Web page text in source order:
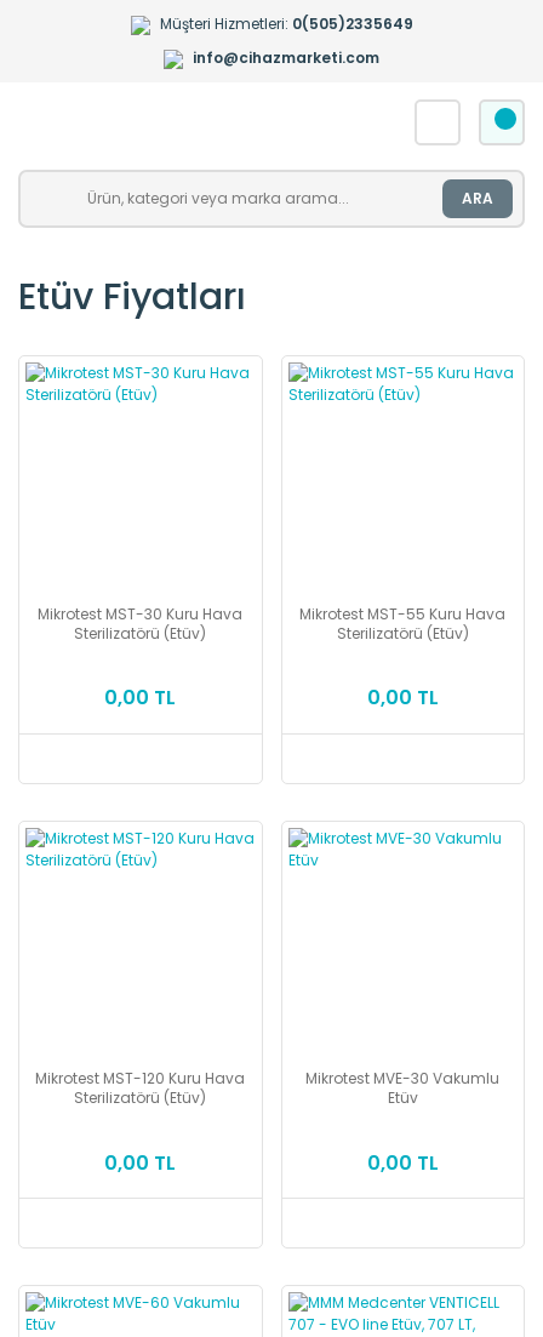
Müşteri Hizmetleri: 0(505)2335649
info@cihazmarketi.com
ARA
Etüv Fiyatları
Mikrotest MST-30 Kuru Hava
Sterilizatörü (Etüv)
0,00 TL
Mikrotest MST-55 Kuru Hava
Sterilizatörü (Etüv)
0,00 TL
Mikrotest MST-120 Kuru Hava
Sterilizatörü (Etüv)
0,00 TL
Mikrotest MVE-30 Vakumlu
Etüv
0,00 TL